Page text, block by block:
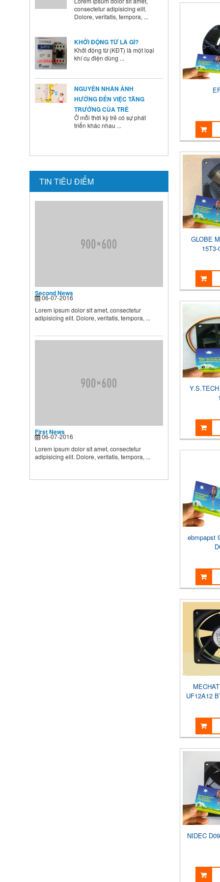
KHỞI ĐỘNG TỪ LÀ GÌ?
HƯỞNG ĐẾN VIỆC TĂNG
TRƯỞNG CỦA TRẺ
Ở mỗi thời kỳ trẻ có sự phát
triển khác nhau ...
muốn con mình lớn lên ...
HƯỚNG DẪN CAI SỮA CHO
consectetur adipisicing elit.
TIN TIÊU ĐIỂM
Second News
06-07-2016
Lorem ipsum dolor sit amet, consectetur
adipisicing elit. Dolore, veritatis, tempora, ...
First News
06-07-2016
Lorem ipsum dolor sit amet, consectetur
adipisicing elit. Dolore, veritatis, tempora, ...
GLOBE
ebmpapst
UF12A12
NIDEC